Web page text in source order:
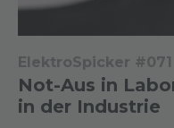
ElektroSpicker #071
Not-Aus in
in der Industrie